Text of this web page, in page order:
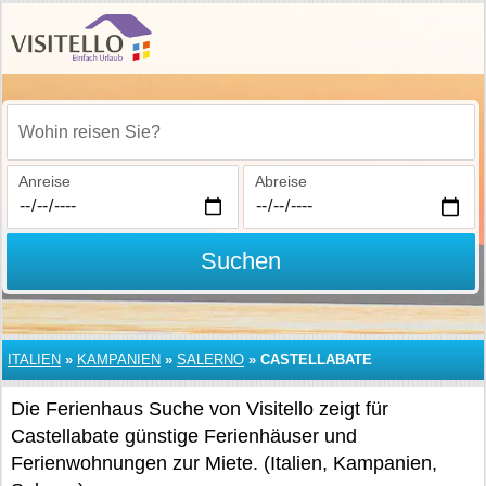
Wohin reisen Sie?
Anreise Abreise
Suchen
ITALIEN » KAMPANIEN » SALERNO » CASTELLABATE
Die Ferienhaus Suche von Visitello zeigt für
Castellabate günstige Ferienhäuser und
Ferienwohnungen zur Miete. (Italien, Kampanien,